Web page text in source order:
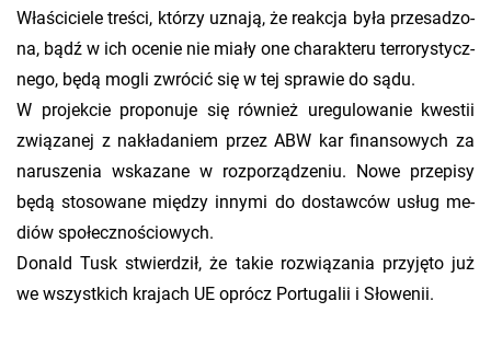
Wła­ści­cie­le tre­ści, któ­rzy uzna­ją, że re­ak­cja była prze­sa­dzo­
na, bądź w ich oce­nie nie miały one cha­rak­te­ru ter­ro­ry­stycz­
ne­go, będą mogli zwró­cić się w tej spra­wie do sądu.
W pro­jek­cie pro­po­nu­je się rów­nież ure­gu­lo­wa­nie kwe­stii
zwią­za­nej z na­kła­da­niem przez ABW kar fi­nan­so­wych za
na­ru­sze­nia wska­za­ne w roz­po­rzą­dze­niu. Nowe prze­pi­sy
będą sto­so­wa­ne mię­dzy in­ny­mi do do­staw­ców usług me­
diów spo­łecz­no­ścio­wych.
Do­nald Tusk stwier­dził, że takie roz­wią­za­nia przy­ję­to już
we wszyst­kich kra­jach UE oprócz Por­tu­ga­lii i Sło­we­nii.